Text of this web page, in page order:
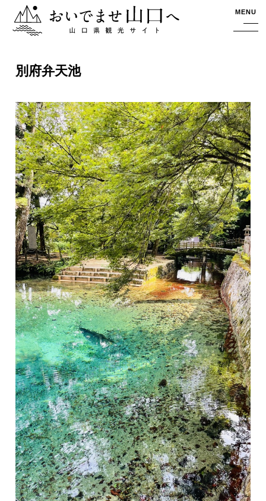
おいでませ山口へー山口県観光サイト MENU
別府弁天池